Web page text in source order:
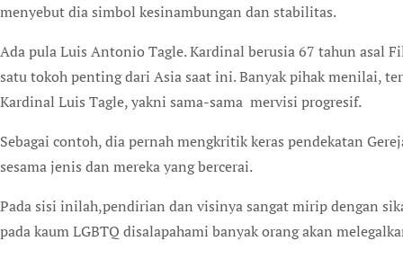
menyebut dia simbol kesinambungan dan stabilitas.
Ada pula Luis Antonio Tagle. Kardinal berusia 67 tahun asal
satu tokoh penting dari Asia saat ini. Banyak pihak menilai,
Kardinal Luis Tagle, yakni sama-sama mervisi progresif.
Sebagai contoh, dia pernah mengkritik keras pendekatan
sesama jenis dan mereka yang bercerai.
Pada sisi inilah,pendirian dan visinya sangat mirip dengan
pada kaum LGBTQ disalapahami banyak orang akan